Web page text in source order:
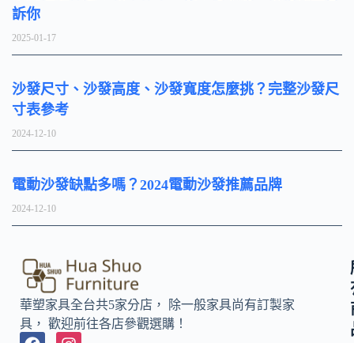
訴你
2025-01-17
沙發尺寸、沙發高度、沙發寬度怎麼挑？完整沙發尺
寸表參考
2024-12-10
電動沙發缺點多嗎？2024電動沙發推薦品牌
2024-12-10
華塑家具全台共5家分店， 除一般家具尚有訂製家
具， 歡迎前往各店參觀選購！